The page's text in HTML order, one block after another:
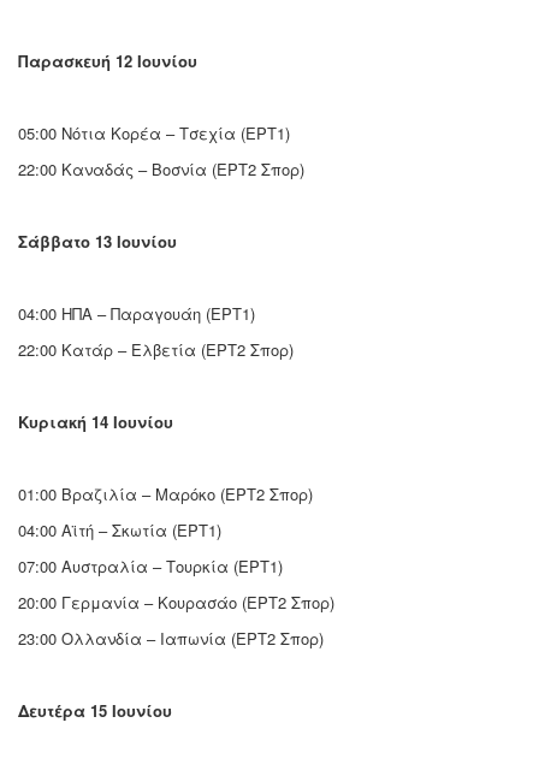
Παρασκευή 12 Ιουνίου
05:00 Νότια Κορέα – Τσεχία (ΕΡΤ1)
22:00 Καναδάς – Βοσνία (ΕΡΤ2 Σπορ)
Σάββατο 13 Ιουνίου
04:00 ΗΠΑ – Παραγουάη (ΕΡΤ1)
22:00 Κατάρ – Ελβετία (ΕΡΤ2 Σπορ)
Κυριακή 14 Ιουνίου
01:00 Βραζιλία – Μαρόκο (ΕΡΤ2 Σπορ)
04:00 Αϊτή – Σκωτία (ΕΡΤ1)
07:00 Αυστραλία – Τουρκία (ΕΡΤ1)
20:00 Γερμανία – Κουρασάο (ΕΡΤ2 Σπορ)
23:00 Ολλανδία – Ιαπωνία (ΕΡΤ2 Σπορ)
Δευτέρα 15 Ιουνίου